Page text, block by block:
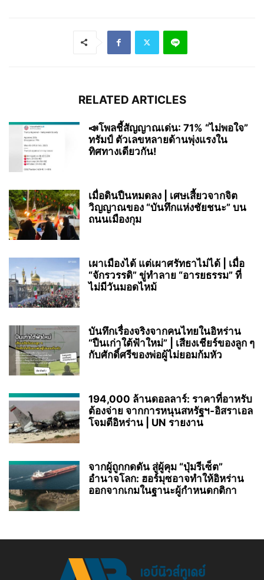
RELATED ARTICLES
📣โพลชี้สัญญาณเด่น: 71% “ไม่พอใจ”
ทรัมป์ ตัวเลขหลายด้านพุ่งแรงใน
ทิศทางเดียวกัน!
เมื่อดินปืนหมดลง | เศษเสี้ยวจากจิต
วิญญาณของ “บันทึกแห่งชัยชนะ” บน
ถนนเมืองกุม
เผาเมืองได้ แต่เผาศรัทธาไม่ได้ | เมื่อ
“จักรวรรดิ” ขู่ทำลาย “อารยธรรม” ที่
ไม่มีวันมอดไหม้
บันทึกเรื่องจริงจากคนไทยในอิหร่าน
“ปืนเก่าใต้ฟ้าใหม่” | เสียงเชียร์ของลูก ๆ
กับศักดิ์ศรีของพ่อผู้ไม่ยอมก้มหัว
194,000 ล้านดอลลาร์: ราคาที่อาหรับ
ต้องจ่าย จากการหนุนสหรัฐฯ‑อิสราเอล
โจมตีอิหร่าน | UN รายงาน
จากผู้ถูกกดดัน สู่ผู้คุม “ปุ่มรีเซ็ต”
อำนาจโลก: ฮอร์มุซอาจทำให้อิหร่าน
ออกจากเกมในฐานะผู้กำหนดกติกา